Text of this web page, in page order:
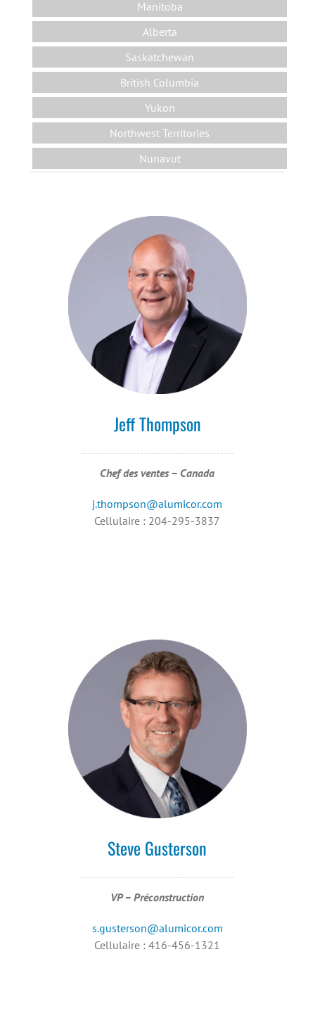
Manitoba
Alberta
Saskatchewan
British Columbia
Yukon
Northwest Territories
Nunavut
Jeff Thompson
Chef des ventes – Canada
j.thompson@alumicor.com
Cellulaire : 204-295-3837
Steve Gusterson
VP – Préconstruction
s.gusterson@alumicor.com
Cellulaire : 416-456-1321